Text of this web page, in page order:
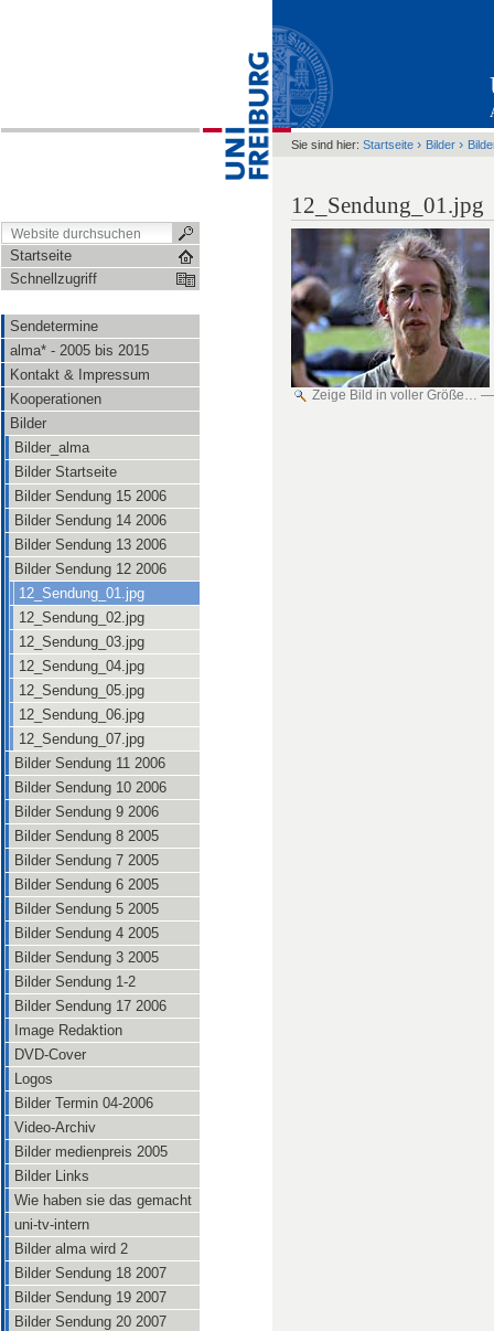
Startseite
Schnellzugriff
Sendetermine
alma* - 2005 bis 2015
Kontakt & Impressum
Kooperationen
Bilder
Bilder_alma
Bilder Startseite
Bilder Sendung 15 2006
Bilder Sendung 14 2006
Bilder Sendung 13 2006
Bilder Sendung 12 2006
12_Sendung_01.jpg
12_Sendung_02.jpg
12_Sendung_03.jpg
12_Sendung_04.jpg
12_Sendung_05.jpg
12_Sendung_06.jpg
12_Sendung_07.jpg
Bilder Sendung 11 2006
Bilder Sendung 10 2006
Bilder Sendung 9 2006
Bilder Sendung 8 2005
Bilder Sendung 7 2005
Bilder Sendung 6 2005
Bilder Sendung 5 2005
Bilder Sendung 4 2005
Bilder Sendung 3 2005
Bilder Sendung 1-2
Bilder Sendung 17 2006
Image Redaktion
DVD-Cover
Logos
Bilder Termin 04-2006
Video-Archiv
Bilder medienpreis 2005
Bilder Links
Wie haben sie das gemacht
uni-tv-intern
Bilder alma wird 2
Bilder Sendung 18 2007
Bilder Sendung 19 2007
Bilder Sendung 20 2007
Sie sind hier: Startseite › Bilder ›
12_Sendung_01.jpg
Zeige Bild in voller Größe…